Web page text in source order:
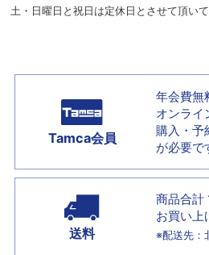
土・日曜日と祝日は定休日とさせて頂いて
Tamca会員
年会費無
オンライ
購入・予
が必要で
送料
商品合計
お買い上
※配送先：